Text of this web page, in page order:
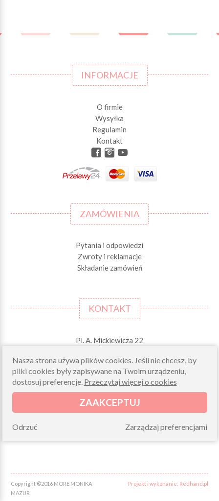
INFORMACJE
O firmie
Wysyłka
Regulamin
Kontakt
ZAMÓWIENIA
Pytania i odpowiedzi
Zwroty i reklamacje
Składanie zamówień
KONTAKT
Pl. A. Mickiewicza 22
Odbiory osobiste (zamówienia opłacone on-line)
pn-pt 10.00-16.00
sklep@morelkowe.pl
+48 34 506 50 60
NIP 573 262 56 01
Copyright ©2016 MORE MONIKA
MAZUR
Projekt i wykonanie: Redhand.pl
Nasza strona używa plików cookies. Jeśli nie chcesz, by
pliki cookies były zapisywane na Twoim urządzeniu,
dostosuj preferencje. Przeczytaj więcej o cookies
ZAAKCEPTUJ
Zarządzaj preferencjami
Odrzuć